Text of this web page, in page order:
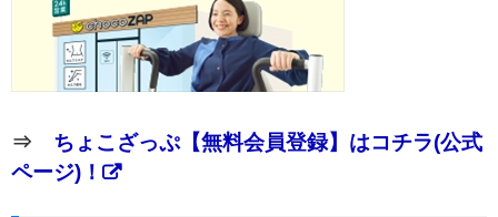
⇒ ちょこざっぷ【無料会員登録】はコチラ(公式
ページ)！